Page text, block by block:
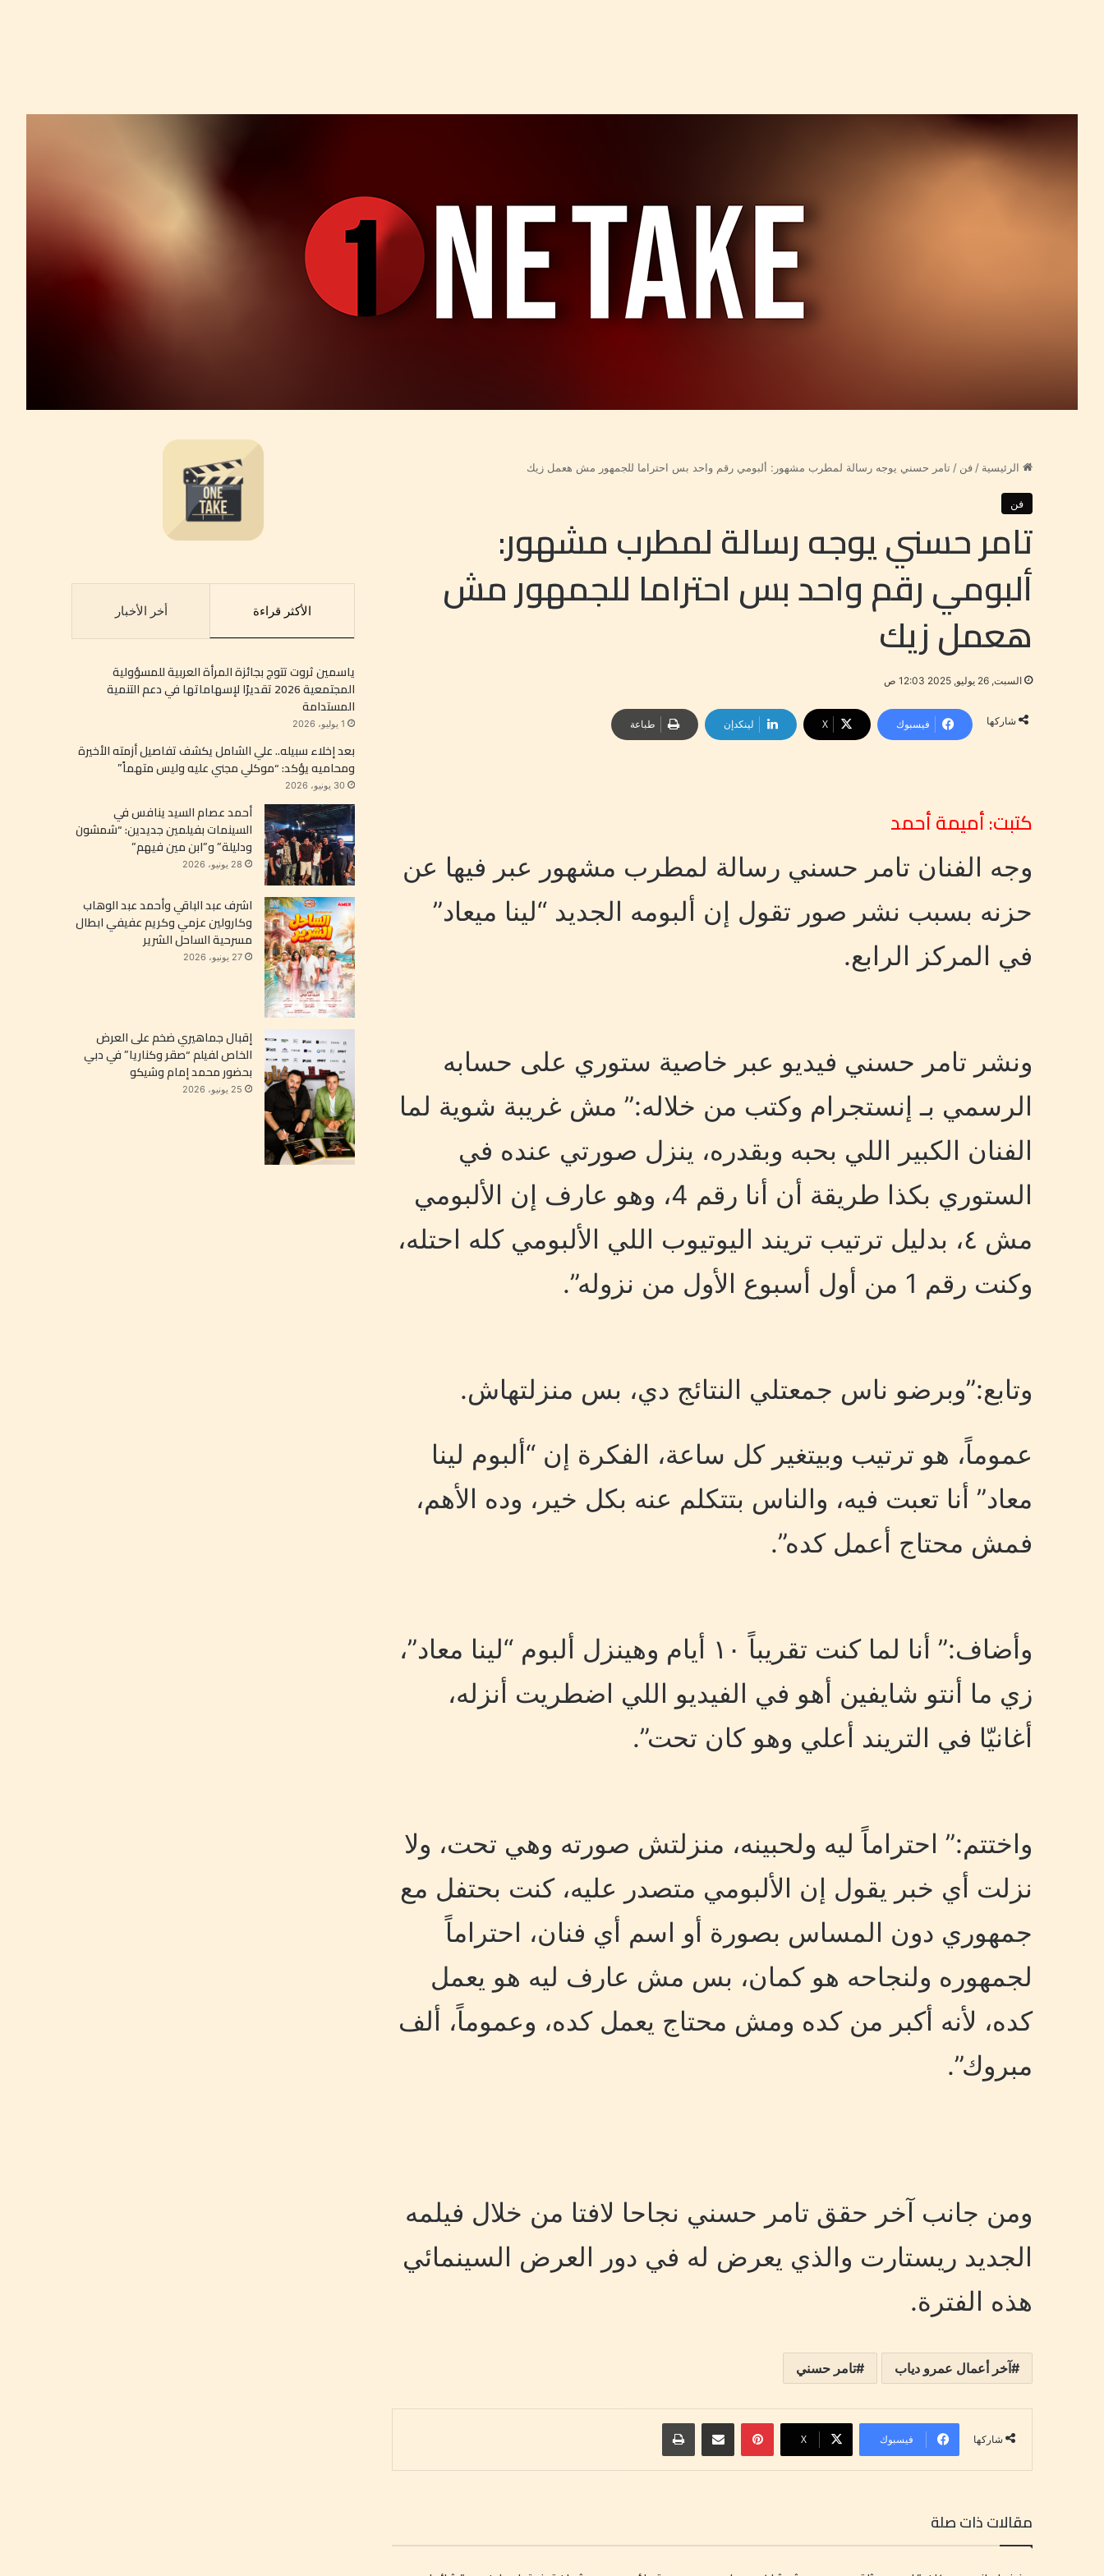
الرئيسية / فن / تامر حسني يوجه رسالة لمطرب مشهور: ألبومي رقم واحد بس احتراما للجمهور مش هعمل زيك
فن
تامر حسني يوجه رسالة لمطرب مشهور:
ألبومي رقم واحد بس احتراما للجمهور مش
هعمل زيك
السبت, 26 يوليو, 2025 12:03 ص
شاركها فيسبوك ‫X لينكدإن طباعة
كتبت: أميمة أحمد
وجه الفنان تامر حسني رسالة لمطرب مشهور عبر فيها عن
حزنه بسبب نشر صور تقول إن ألبومه الجديد “لينا ميعاد”
في المركز الرابع.
ونشر تامر حسني فيديو عبر خاصية ستوري على حسابه
الرسمي بـ إنستجرام وكتب من خلاله:” مش غريبة شوية لما
الفنان الكبير اللي بحبه وبقدره، ينزل صورتي عنده في
الستوري بكذا طريقة أن أنا رقم 4، وهو عارف إن الألبومي
مش ٤، بدليل ترتيب تريند اليوتيوب اللي الألبومي كله احتله،
وكنت رقم 1 من أول أسبوع الأول من نزوله”.
وتابع:”وبرضو ناس جمعتلي النتائج دي، بس منزلتهاش.
عموماً، هو ترتيب وبيتغير كل ساعة، الفكرة إن “ألبوم لينا
معاد” أنا تعبت فيه، والناس بتتكلم عنه بكل خير، وده الأهم،
فمش محتاج أعمل كده”.
وأضاف:” أنا لما كنت تقريباً ١٠ أيام وهينزل ألبوم “لينا معاد”،
زي ما أنتو شايفين أهو في الفيديو اللي اضطريت أنزله،
أغانيّا في التريند أعلي وهو كان تحت”.
واختتم:” احتراماً ليه ولحبينه، منزلتش صورته وهي تحت، ولا
نزلت أي خبر يقول إن الألبومي متصدر عليه، كنت بحتفل مع
جمهوري دون المساس بصورة أو اسم أي فنان، احتراماً
لجمهوره ولنجاحه هو كمان، بس مش عارف ليه هو يعمل
كده، لأنه أكبر من كده ومش محتاج يعمل كده، وعموماً، ألف
مبروك”.
ومن جانب آخر حقق تامر حسني نجاحا لافتا من خلال فيلمه
الجديد ريستارت والذي يعرض له في دور العرض السينمائي
هذه الفترة.
آخر أعمال عمرو دياب تامر حسني
شاركها فيسبوك ‫X
بينتيريست
مقالات ذات صلة
الأكثر قراءة أخر الأخبار
ياسمين ثروت تتوج بجائزة المرأة العربية للمسؤولية
المجتمعية 2026 تقديرًا لإسهاماتها في دعم التنمية
المستدامة
1 يوليو، 2026
بعد إخلاء سبيله.. علي الشامل يكشف تفاصيل أزمته الأخيرة
ومحاميه يؤكد: “موكلي مجني عليه وليس متهماً”
30 يونيو، 2026
أحمد عصام السيد ينافس في
السينمات بفيلمين جديدين: “شمشون
ودليلة” و”ابن مين فيهم”
28 يونيو، 2026
اشرف عبد الباقي وأحمد عبد الوهاب
وكارولين عزمي وكريم عفيفي ابطال
مسرحية الساحل الشرير
27 يونيو، 2026
إقبال جماهيري ضخم على العرض
الخاص لفيلم “صقر وكناريا” في دبي
بحضور محمد إمام وشيكو
25 يونيو، 2026